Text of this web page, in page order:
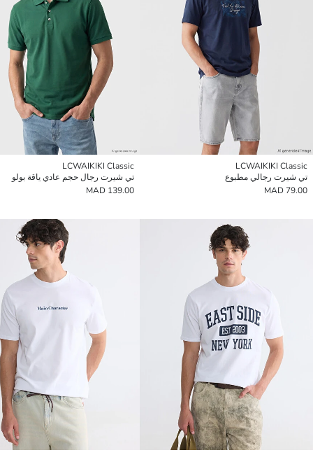
LCWAIKIKI Classic
تي شيرت رجالي مطبوع
79.00 MAD
LCWAIKIKI Classic
تي شيرت رجال حجم عادي ياقة بولو
139.00 MAD